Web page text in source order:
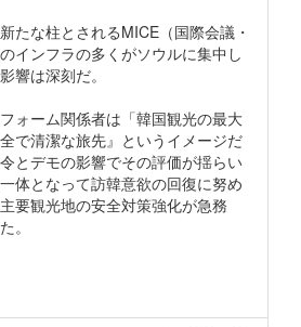
たな柱とされるMICE（国際会議・
インフラの多くがソウルに集中し
響は深刻だ。
ォーム関係者は「韓国観光の最大
で清潔な旅先』というイメージだ
とデモの影響でその評価が揺らい
体となって訪韓意欲の回復に努め
要観光地の安全対策強化が急務
。